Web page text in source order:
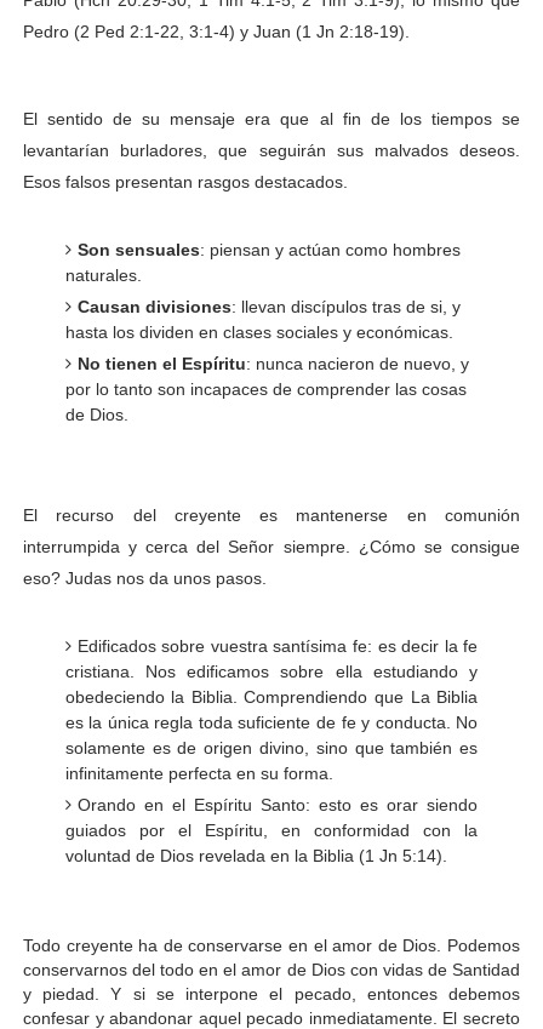
Pedro (2 Ped 2:1-22, 3:1-4) y Juan (1 Jn 2:18-19).
El sentido de su mensaje era que al fin de los tiempos se
levantarían burladores, que seguirán sus malvados deseos.
Esos falsos presentan rasgos destacados.
Son sensuales: piensan y actúan como hombres
naturales.
Causan divisiones: llevan discípulos tras de si, y
hasta los dividen en clases sociales y económicas.
No tienen el Espíritu: nunca nacieron de nuevo, y
por lo tanto son incapaces de comprender las cosas
de Dios.
El recurso del creyente es mantenerse en comunión
interrumpida y cerca del Señor siempre. ¿Cómo se consigue
eso? Judas nos da unos pasos.
Edificados sobre vuestra santísima fe: es decir la fe
cristiana. Nos edificamos sobre ella estudiando y
obedeciendo la Biblia. Comprendiendo que La Biblia
es la única regla toda suficiente de fe y conducta. No
solamente es de origen divino, sino que también es
infinitamente perfecta en su forma.
Orando en el Espíritu Santo: esto es orar siendo
guiados por el Espíritu, en conformidad con la
voluntad de Dios revelada en la Biblia (1 Jn 5:14).
Todo creyente ha de conservarse en el amor de Dios. Podemos
conservarnos del todo en el amor de Dios con vidas de Santidad
y piedad. Y si se interpone el pecado, entonces debemos
confesar y abandonar aquel pecado inmediatamente. El secreto